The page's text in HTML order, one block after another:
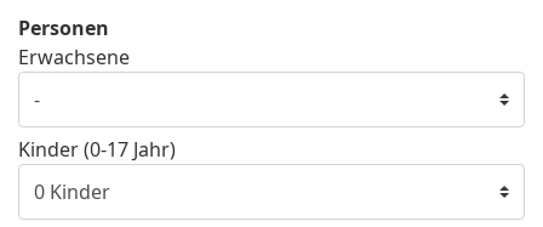
Personen
Erwachsene
Kinder (0-17 Jahr)